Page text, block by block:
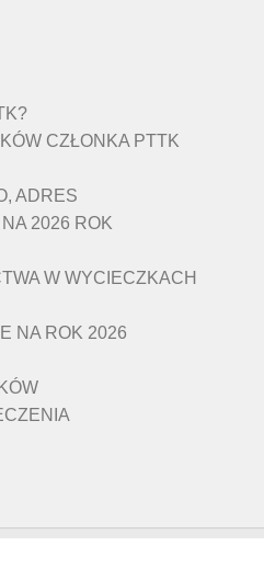
CZŁONKA PTTK
ADRES
2026 ROK
W WYCIECZKACH
NA ROK 2026